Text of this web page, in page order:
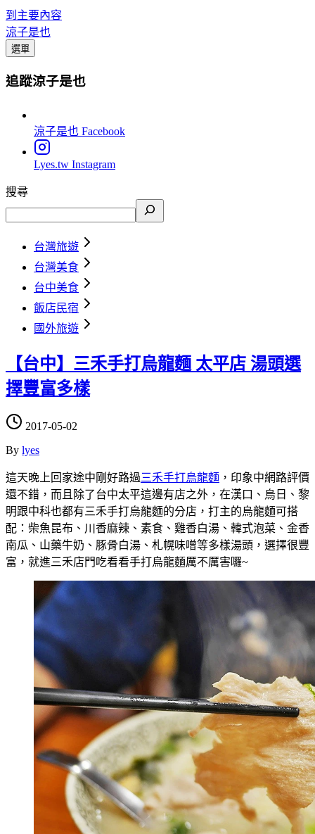
到主要內容
涼子是也
選單
追蹤涼子是也
涼子是也 Facebook
Lyes.tw Instagram
搜尋
台灣旅遊
台灣美食
台中美食
飯店民宿
國外旅遊
【台中】三禾手打烏龍麵 太平店 湯頭選
擇豐富多樣
2017-05-02
By lyes
這天晚上回家途中剛好路過三禾手打烏龍麵 ，印象中網路評價
還不錯，而且除了台中太平這邊有店之外，在漢口、烏日、黎
明跟中科也都有三禾手打烏龍麵的分店，打主的烏龍麵可搭
配：柴魚昆布、川香麻辣、素食、雞香白湯、韓式泡菜、金香
南瓜、山藥牛奶、豚骨白湯、札幌味噌等多樣湯頭，選擇很豐
富，就進三禾店門吃看看手打烏龍麵厲不厲害囉~